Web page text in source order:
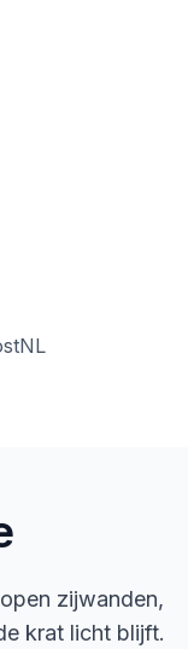
zijwanden,
krat licht blijft.